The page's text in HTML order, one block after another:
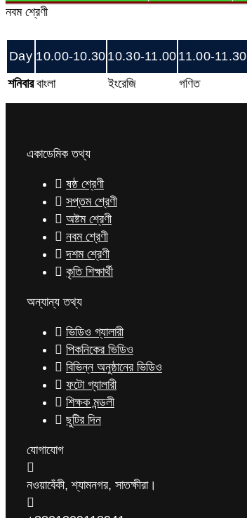
নবম শ্রেণী
Day 10.00-10.30 10.30-11.00 11.00-11.30
শনিবার বাংলা ইংরেজি গণিত
একাডেমিক তথ্য
ষষ্ঠ শ্রেণী
সপ্তম শ্রেণী
অষ্টম শ্রেণী
নবম শ্রেণী
দশম শ্রেণী
কৃতি শিক্ষার্থী
অন্যান্য তথ্য
ভিডিও গ্যালারী
পিকনিকের ভিডিও
বিভিন্ন অনুষ্ঠানের ভিডিও
ফটো গ্যালারী
শিক্ষক মন্ডলী
ছুটির দিন
যোগাযোগ
নওয়াবেঁকী, শ্যামনগর, সাতক্ষীরা।